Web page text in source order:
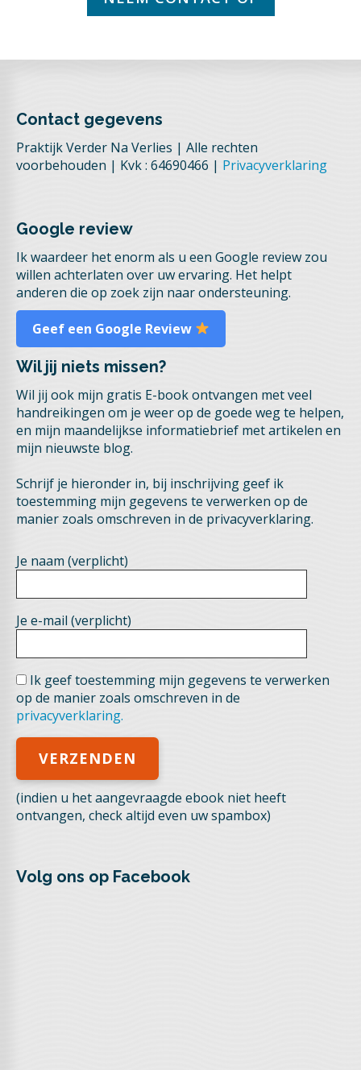
Contact gegevens
Praktijk Verder Na Verlies | Alle rechten
voorbehouden | Kvk : 64690466 | Privacyverklaring
Google review
Ik waardeer het enorm als u een Google review zou
willen achterlaten over uw ervaring. Het helpt
anderen die op zoek zijn naar ondersteuning.
Geef een Google Review
Wil jij niets missen?
Wil jij ook mijn gratis E-book ontvangen met veel
handreikingen om je weer op de goede weg te helpen,
en mijn maandelijkse informatiebrief met artikelen en
mijn nieuwste blog.
Schrijf je hieronder in, bij inschrijving geef ik
toestemming mijn gegevens te verwerken op de
manier zoals omschreven in de privacyverklaring.
Je naam (verplicht)
Je e-mail (verplicht)
Ik geef toestemming mijn gegevens te verwerken
op de manier zoals omschreven in de
privacyverklaring.
(indien u het aangevraagde ebook niet heeft
ontvangen, check altijd even uw spambox)
Volg ons op Facebook